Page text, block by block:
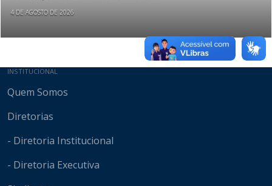
4 DE AGOSTO DE 2026
Mapa do site
INSTITUCIONAL
Quem Somos
Diretorias
- Diretoria Institucional
- Diretoria Executiva